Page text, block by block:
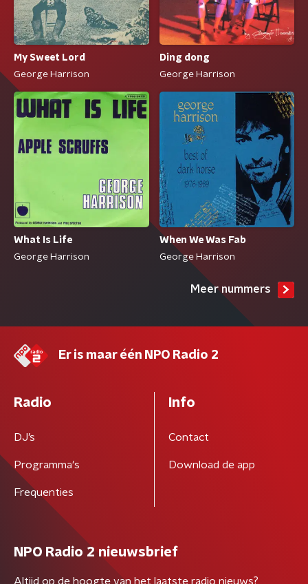
My Sweet Lord
George Harrison
Ding dong
George Harrison
What Is Life
George Harrison
When We Was Fab
George Harrison
Meer nummers
Er is maar één NPO Radio 2
Radio
DJ’s
Programma's
Frequenties
Info
Contact
Download de app
NPO Radio 2 nieuwsbrief
Altijd op de hoogte van het laatste radio nieuws?